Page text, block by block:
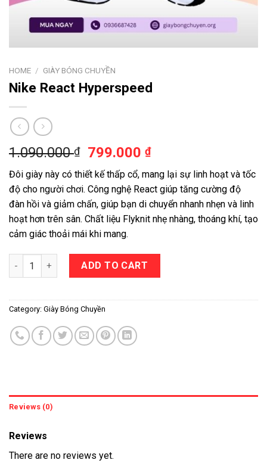
HOME / GIÀY BÓNG CHUYỀN
Nike React Hyperspeed
1.090.000₫ 799.000₫
Đôi giày này có thiết kế thấp cổ, mang lại sự linh hoạt và tốc
độ cho người chơi. Công nghệ React giúp tăng cường độ
đàn hồi và giảm chấn, giúp bạn di chuyển nhanh nhẹn và linh
hoạt hơn trên sân. Chất liệu Flyknit nhẹ nhàng, thoáng khí, tạo
cảm giác thoải mái khi mang.
Nike React Hyperspeed quantity
ADD TO CART
Category: Giày Bóng Chuyền
Reviews (0)
Reviews
There are no reviews yet.